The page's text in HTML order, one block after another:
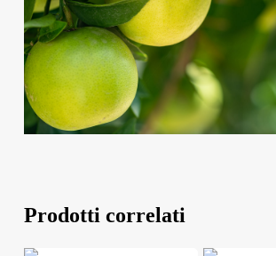
Prodotti correlati